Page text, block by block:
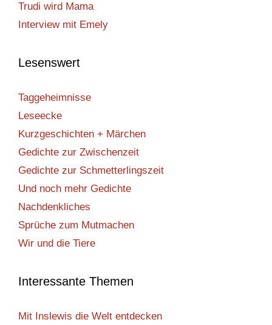
Trudi wird Mama
Interview mit Emely
Lesenswert
Taggeheimnisse
Leseecke
Kurzgeschichten + Märchen
Gedichte zur Zwischenzeit
Gedichte zur Schmetterlingszeit
Und noch mehr Gedichte
Nachdenkliches
Sprüche zum Mutmachen
Wir und die Tiere
Interessante Themen
Mit Inslewis die Welt entdecken